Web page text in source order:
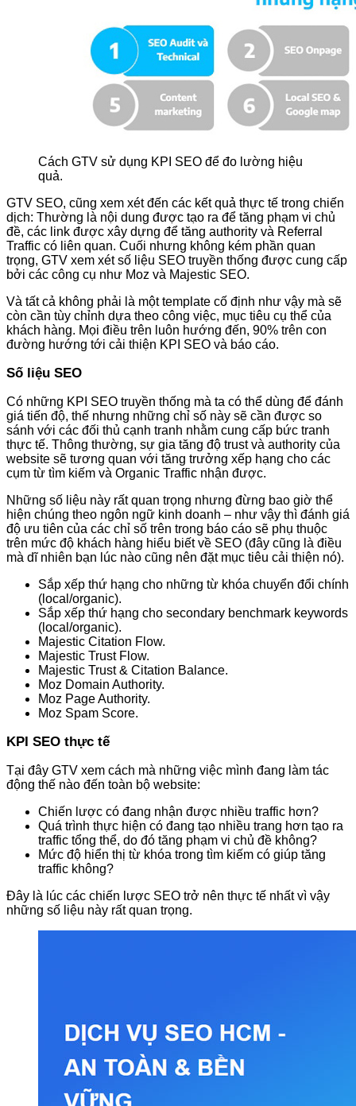
Cách GTV sử dụng KPI SEO để đo lường hiệu
quả.
GTV SEO, cũng xem xét đến các kết quả thực tế trong chiến
dịch: Thường là nội dung được tạo ra để tăng phạm vi chủ
đề, các link được xây dựng để tăng authority và Referral
Traffic có liên quan. Cuối nhưng không kém phần quan
trọng, GTV xem xét số liệu SEO truyền thống được cung cấp
bởi các công cụ như Moz và Majestic SEO.
Và tất cả không phải là một template cố định như vậy mà sẽ
còn cần tùy chỉnh dựa theo công việc, mục tiêu cụ thể của
khách hàng. Mọi điều trên luôn hướng đến, 90% trên con
đường hướng tới cải thiện KPI SEO và báo cáo.
Số liệu SEO
Có những KPI SEO truyền thống mà ta có thể dùng để đánh
giá tiến độ, thế nhưng những chỉ số này sẽ cần được so
sánh với các đối thủ cạnh tranh nhằm cung cấp bức tranh
thực tế. Thông thường, sự gia tăng độ trust và authority của
website sẽ tương quan với tăng trưởng xếp hạng cho các
cụm từ tìm kiếm và Organic Traffic nhận được.
Những số liệu này rất quan trọng nhưng đừng bao giờ thể
hiện chúng theo ngôn ngữ kinh doanh – như vậy thì đánh giá
độ ưu tiên của các chỉ số trên trong báo cáo sẽ phụ thuộc
trên mức độ khách hàng hiểu biết về SEO (đây cũng là điều
mà dĩ nhiên bạn lúc nào cũng nên đặt mục tiêu cải thiện nó).
Sắp xếp thứ hạng cho những từ khóa chuyển đổi chính
(local/organic).
Sắp xếp thứ hạng cho secondary benchmark keywords
(local/organic).
Majestic Citation Flow.
Majestic Trust Flow.
Majestic Trust & Citation Balance.
Moz Domain Authority.
Moz Page Authority.
Moz Spam Score.
KPI SEO thực tế
Tại đây GTV xem cách mà những việc mình đang làm tác
động thế nào đến toàn bộ website:
Chiến lược có đang nhận được nhiều traffic hơn?
Quá trình thực hiện có đang tạo nhiều trang hơn tạo ra
traffic tổng thể, do đó tăng phạm vi chủ đề không?
Mức độ hiển thị từ khóa trong tìm kiếm có giúp tăng
traffic không?
Đây là lúc các chiến lược SEO trở nên thực tế nhất vì vậy
những số liệu này rất quan trọng.